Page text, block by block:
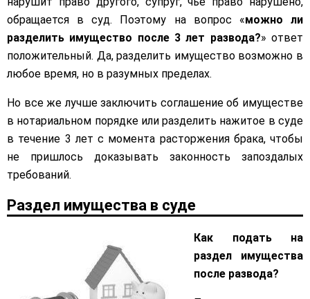
обращается в суд. Поэтому на вопрос «можно ли
разделить имущество после 3 лет развода?» ответ
положительный. Да, разделить имущество возможно в
любое время, но в разумных пределах.
Но все же лучше заключить соглашение об имуществе
в нотариальном порядке или разделить нажитое в суде
в течение 3 лет с момента расторжения брака, чтобы
не пришлось доказывать законность запоздалых
требований.
Раздел имущества в суде
Как подать на
раздел имущества
после развода?